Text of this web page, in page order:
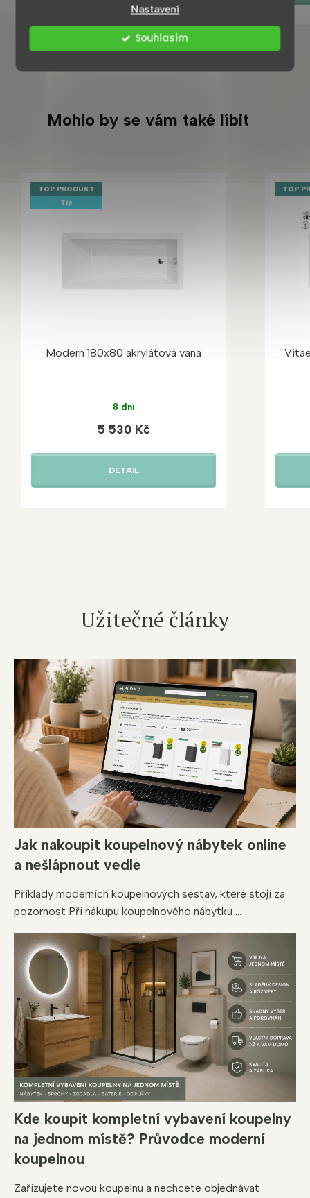
Nastavení
Souhlasím
Mohlo by se vám také líbit
TOP PRODUKT
Tip
Modern 180x80 akrylátová vana
8 dní
5 530 Kč
DETAIL
TOP
Užitečné články
Jak nakoupit koupelnový nábytek online
a nešlápnout vedle
Příklady moderních koupelnových sestav, které stojí za
pozornost Při nákupu koupelnového nábytku ...
Kde koupit kompletní vybavení koupelny
na jednom místě? Průvodce moderní
koupelnou
Zařizujete novou koupelnu a nechcete objednávat